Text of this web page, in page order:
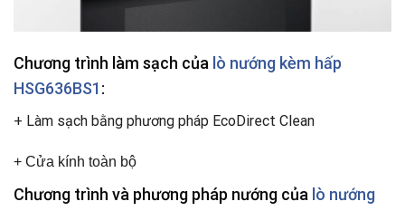
Chương trình làm sạch của lò nướng kèm hấp
HSG636BS1:
+ Làm sạch bằng phương pháp EcoDirect Clean
+ Cửa kính toàn bộ
Chương trình và phương pháp nướng của lò nướng